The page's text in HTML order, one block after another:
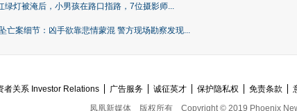
绿灯被淹后，小男孩在路口指路，7位摄影师...
亡案细节：凶手欲靠悲情蒙混 警方现场勘察发现...
者关系 Investor Relations 广告服务 诚征英才 保护隐私权 免责条款
凤凰新媒体
版权所有 Copyright © 2019 Phoenix